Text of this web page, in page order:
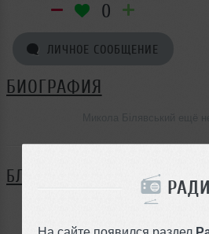
На сайте появился раздел
0
ЛИЧНОЕ СООБЩЕНИЕ
БИОГРАФИЯ
БЛОГ